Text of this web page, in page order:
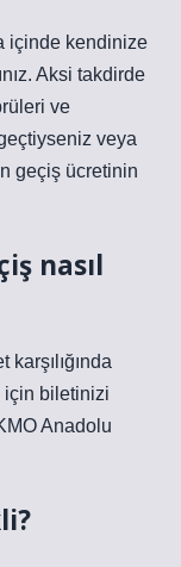
içinde kendinize
Aksi takdirde
ve
veya
geçiş ücretinin
nasıl
için biletinizi
Anadolu